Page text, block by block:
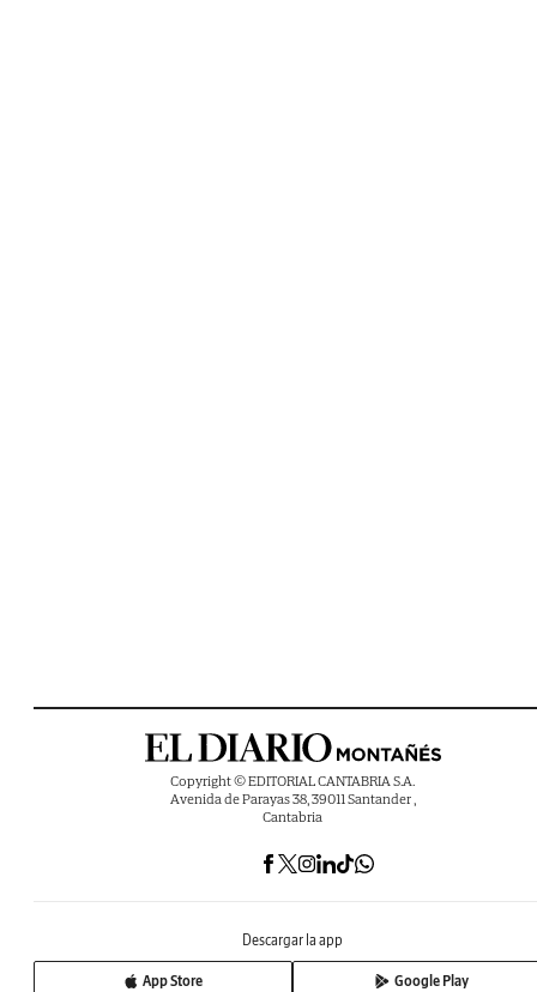
Copyright © EDITORIAL CANTABRIA S.A.
Avenida de Parayas 38, 39011 Santander ,
Cantabria
Descargar la app
App Store Google Play